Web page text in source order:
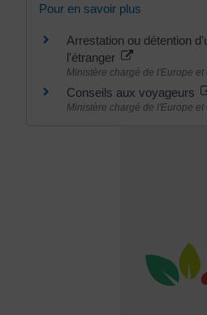
Pour en savoir plus
Arrestation ou détention
l'étranger
Ministère chargé de l'Europe
Conseils aux voyageurs
Ministère chargé de l'Europe